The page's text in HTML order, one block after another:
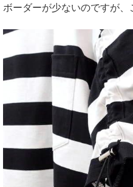
ボーダーが少ないのですが